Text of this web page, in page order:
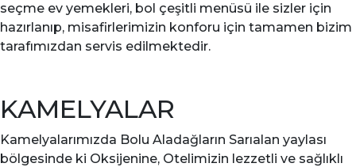
seçme ev yemekleri, bol çeşitli menüsü ile sizler için
hazırlanıp, misafirlerimizin konforu için tamamen bizim
tarafımızdan servis edilmektedir.
KAMELYALAR
Kamelyalarımızda Bolu Aladağların Sarıalan yaylası
bölgesinde ki Oksijenine, Otelimizin lezzetli ve sağlıklı